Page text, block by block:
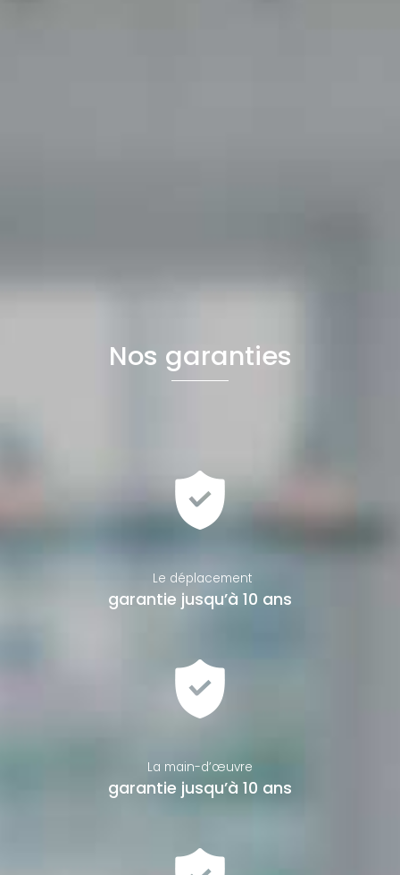
Nos garanties
Le déplacement
garantie jusqu’à 10 ans
La main-d’œuvre
garantie jusqu’à 10 ans